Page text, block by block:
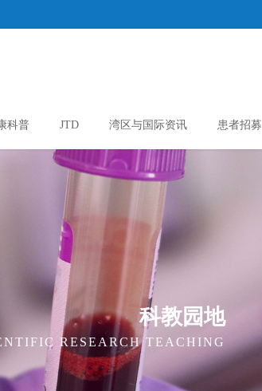
科普 JTD 湾区与国际资讯 患者招募
科教园地
RESEARCH TEACHING